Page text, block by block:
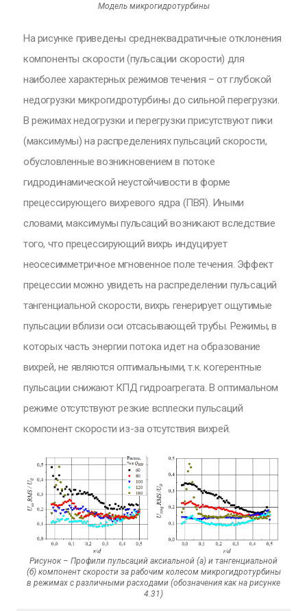
Модель микрогидротурбины
На рисунке приведены среднеквадратичные отклонения
компоненты скорости (пульсации скорости) для
наиболее характерных режимов течения – от глубокой
недогрузки микрогидротурбины до сильной перегрузки.
В режимах недогрузки и перегрузки присутствуют пики
(максимумы) на распределениях пульсаций скорости,
обусловленные возникновением в потоке
гидродинамической неустойчивости в форме
прецессирующего вихревого ядра (ПВЯ). Иными
словами, максимумы пульсаций возникают вследствие
того, что прецессирующий вихрь индуцирует
неосесимметричное мгновенное поле течения. Эффект
прецессии можно увидеть на распределении пульсаций
тангенциальной скорости, вихрь генерирует ощутимые
пульсации вблизи оси отсасывающей трубы. Режимы, в
которых часть энергии потока идет на образование
вихрей, не являются оптимальными, т.к. когерентные
пульсации снижают КПД гидроагрегата. В оптимальном
режиме отсутствуют резкие всплески пульсаций
компонент скорости из-за отсутствия вихрей.
Рисунок – Профили пульсаций аксиальной (а) и тангенциальной
(б) компонент скорости за рабочим колесом микрогидротурбины
в режимах с различными расходами (обозначения как на рисунке
4.31)